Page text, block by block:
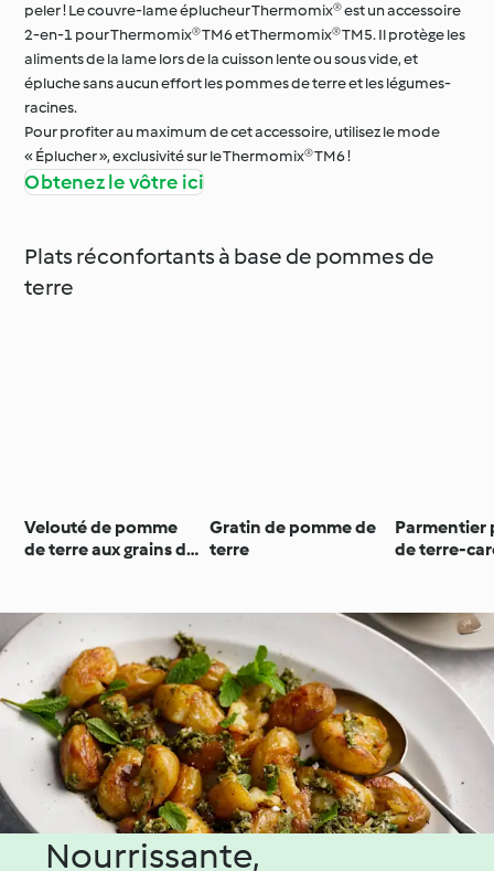
peler ! Le couvre-lame éplucheur Thermomix® est un accessoire
2-en-1 pour Thermomix® TM6 et Thermomix® TM5. Il protège les
aliments de la lame lors de la cuisson lente ou sous vide, et
épluche sans aucun effort les pommes de terre et les légumes-
racines.
Pour profiter au maximum de cet accessoire, utilisez le mode
« Éplucher », exclusivité sur le Thermomix® TM6 !
Obtenez le vôtre ici
Plats réconfortants à base de pommes de
terre
Velouté de pomme
de terre aux grains de
Gratin de pomme de
terre
Parmentier
de terre-
Nourrissante,